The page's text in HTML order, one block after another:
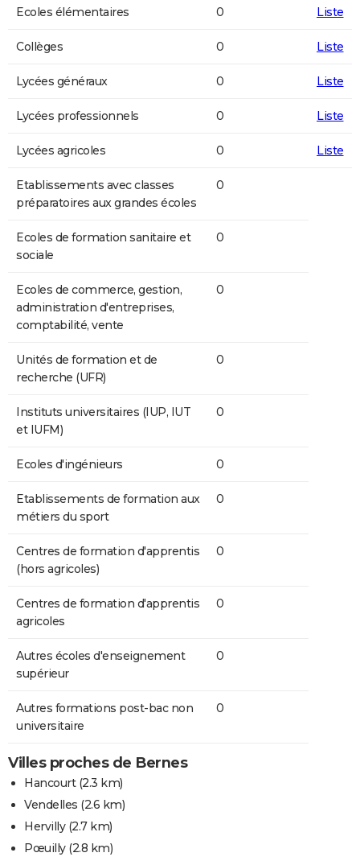
Ecoles élémentaires 0 Liste
Collèges 0 Liste
Lycées généraux 0 Liste
Lycées professionnels 0 Liste
Lycées agricoles 0 Liste
Etablissements avec classes
préparatoires aux grandes écoles
0
Ecoles de formation sanitaire et
sociale
0
Ecoles de commerce, gestion,
administration d'entreprises,
comptabilité, vente
0
Unités de formation et de
recherche (UFR)
0
Instituts universitaires (IUP, IUT
et IUFM)
0
Ecoles d'ingénieurs 0
Etablissements de formation aux
métiers du sport
0
Centres de formation d'apprentis
(hors agricoles)
0
Centres de formation d'apprentis
agricoles
0
Autres écoles d'enseignement
supérieur
0
Autres formations post-bac non
universitaire
0
Villes proches de Bernes
Hancourt(2.3 km)
Vendelles (2.6 km)
Hervilly(2.7 km)
Pœuilly(2.8 km)